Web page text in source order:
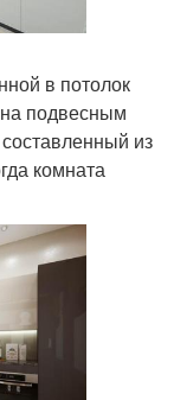
в потолок
подвесным
из
комната